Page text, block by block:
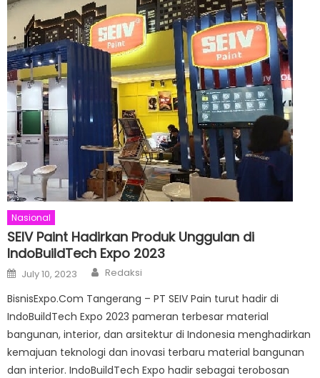
Nasional
SEIV Paint Hadirkan Produk Unggulan di
IndoBuildTech Expo 2023
Posted
on
July 10, 2023 Author
Redaksi
BisnisExpo.Com Tangerang – PT SEIV Pain turut hadir di
IndoBuildTech Expo 2023 pameran terbesar material
bangunan, interior, dan arsitektur di Indonesia menghadirkan
kemajuan teknologi dan inovasi terbaru material bangunan
dan interior. IndoBuildTech Expo hadir sebagai terobosan